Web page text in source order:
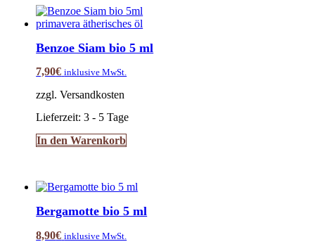
Benzoe Siam bio 5 ml
7,90€ inklusive MwSt.
zzgl. Versandkosten
Lieferzeit:3 - 5 Tage
In den Warenkorb
Bergamotte bio 5 ml
8,90€ inklusive MwSt.